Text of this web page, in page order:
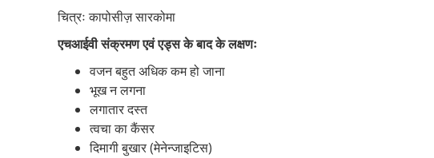
चित्रः कापोसीज़ सारकोमा
एचआईवी संक्रमण एवं एड्स के बाद के लक्षणः
वजन बहुत अधिक कम हो जाना
भूख न लगना
लगातार दस्त
त्वचा का कैंसर
दिमागी बुखार (मेनेन्जाइटिस)